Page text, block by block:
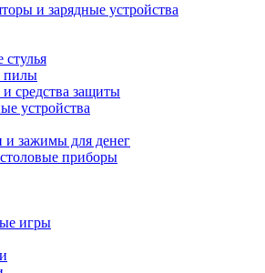
и зарядные устройства
пилы
средства защиты
устройства
и зажимы для денег
приборы
игры